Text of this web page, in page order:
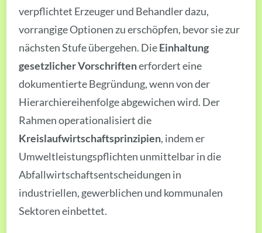
verpflichtet Erzeuger und Behandler dazu,
vorrangige Optionen zu erschöpfen, bevor sie zur
nächsten Stufe übergehen. DieEinhaltung
gesetzlicher Vorschriftenerfordert eine
dokumentierte Begründung, wenn von der
Hierarchiereihenfolge abgewichen wird. Der
Rahmen operationalisiert die
Kreislaufwirtschaftsprinzipien, indem er
Umweltleistungspflichten unmittelbar in die
Abfallwirtschaftsentscheidungen in
industriellen, gewerblichen und kommunalen
Sektoren einbettet.